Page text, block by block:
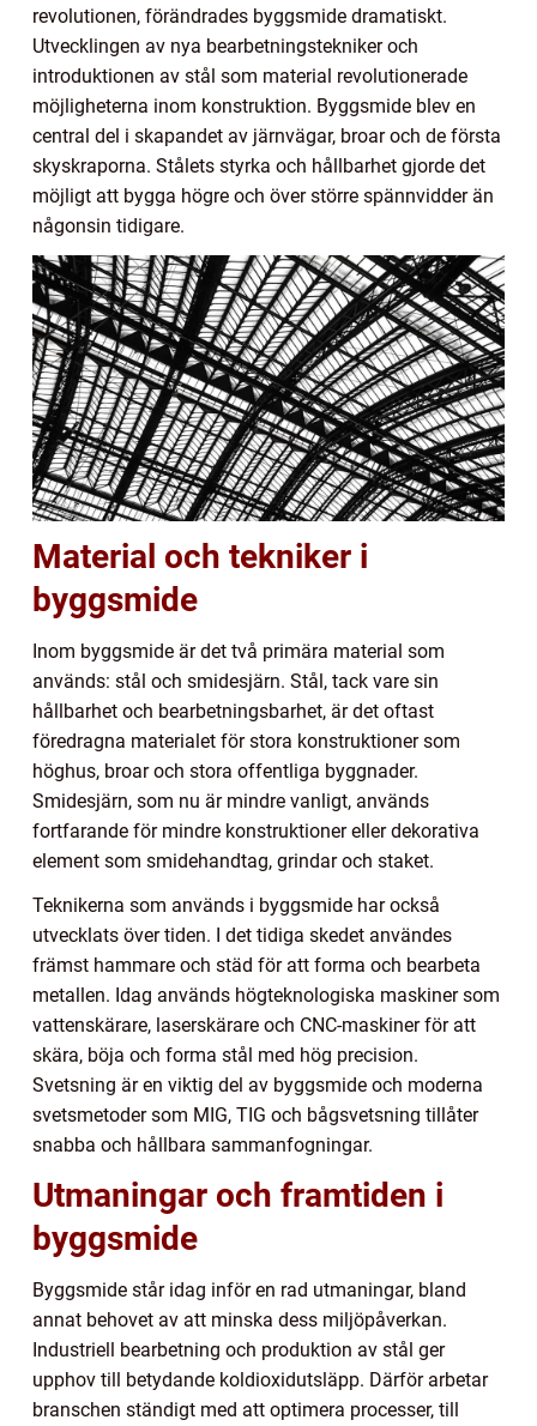
revolutionen, förändrades byggsmide dramatiskt.
Utvecklingen av nya bearbetningstekniker och
introduktionen av stål som material revolutionerade
möjligheterna inom konstruktion. Byggsmide blev en
central del i skapandet av järnvägar, broar och de första
skyskraporna. Stålets styrka och hållbarhet gjorde det
möjligt att bygga högre och över större spännvidder än
någonsin tidigare.
Material och tekniker i
byggsmide
Inom byggsmide är det två primära material som
används: stål och smidesjärn. Stål, tack vare sin
hållbarhet och bearbetningsbarhet, är det oftast
föredragna materialet för stora konstruktioner som
höghus, broar och stora offentliga byggnader.
Smidesjärn, som nu är mindre vanligt, används
fortfarande för mindre konstruktioner eller dekorativa
element som smidehandtag, grindar och staket.
Teknikerna som används i byggsmide har också
utvecklats över tiden. I det tidiga skedet användes
främst hammare och städ för att forma och bearbeta
metallen. Idag används högteknologiska maskiner som
vattenskärare, laserskärare och CNC-maskiner för att
skära, böja och forma stål med hög precision.
Svetsning är en viktig del av byggsmide och moderna
svetsmetoder som MIG, TIG och bågsvetsning tillåter
snabba och hållbara sammanfogningar.
Utmaningar och framtiden i
byggsmide
Byggsmide står idag inför en rad utmaningar, bland
annat behovet av att minska dess miljöpåverkan.
Industriell bearbetning och produktion av stål ger
upphov till betydande koldioxidutsläpp. Därför arbetar
branschen ständigt med att optimera processer, till